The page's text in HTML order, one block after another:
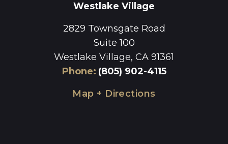
Westlake Village
2829 Townsgate Road
Suite 100
Westlake Village, CA 91361
Phone: (805) 902-4115
Map + Directions